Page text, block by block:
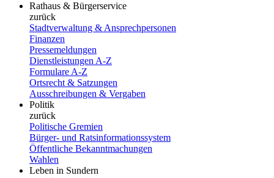
Rathaus & Bürgerservice
zurück
Stadtverwaltung & Ansprechpersonen
Finanzen
Pressemeldungen
Dienstleistungen A-Z
Formulare A-Z
Ortsrecht & Satzungen
Ausschreibungen & Vergaben
Politik
zurück
Politische Gremien
Bürger- und Ratsinformationssystem
Öffentliche Bekanntmachungen
Wahlen
Leben in Sundern